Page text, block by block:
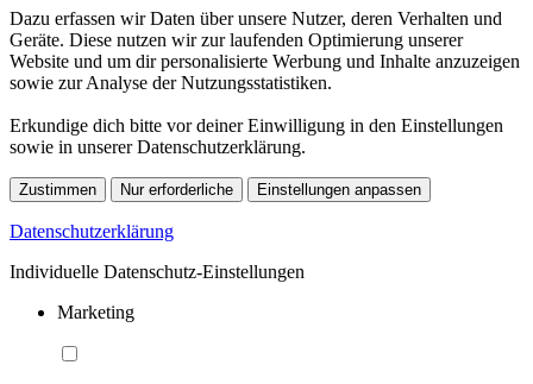
Dazu erfassen wir Daten über unsere Nutzer, deren Verhalten und
Geräte. Diese nutzen wir zur laufenden Optimierung unserer
Website und um dir personalisierte Werbung und Inhalte anzuzeigen
sowie zur Analyse der Nutzungsstatistiken.
Erkundige dich bitte vor deiner Einwilligung in den Einstellungen
sowie in unserer Datenschutzerklärung.
Zustimmen Nur erforderliche Einstellungen anpassen
Datenschutzerklärung
Individuelle Datenschutz-Einstellungen
Marketing